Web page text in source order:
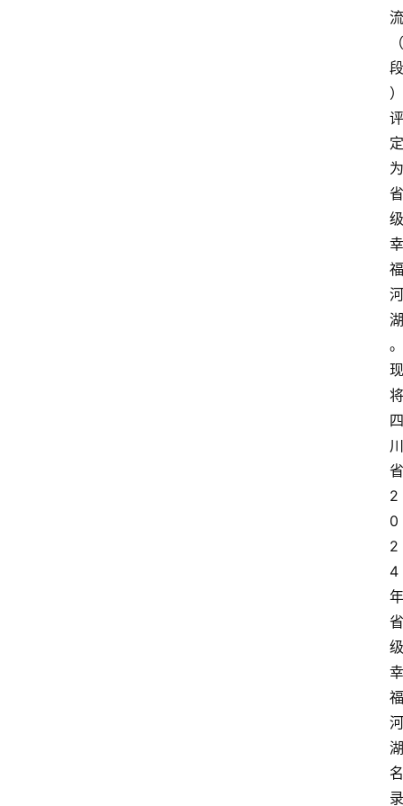
流
（
段
）
评
定
为
省
级
幸
福
河
湖
。
现
将
四
川
省
2
0
2
4
年
省
级
幸
福
河
湖
名
录